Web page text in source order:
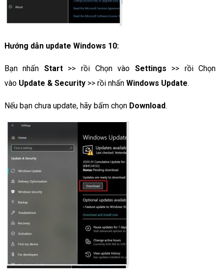
Hướng dẫn update Windows 10:
Bạn nhấn Start >> rồi Chọn vào Settings >> rồi Chọn
vào Update & Security>> rồi nhấn Windows Update.
Nếu bạn chưa update, hãy bấm chọn Download.